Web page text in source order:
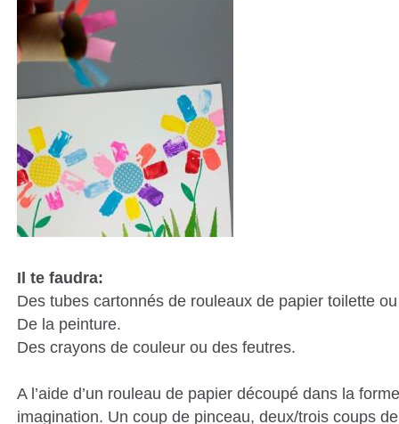
Il te faudra:
Des tubes cartonnés de rouleaux de papier toilette
De la peinture.
Des crayons de couleur ou des feutres.
A l’aide d’un rouleau de papier découpé dans la
imagination. Un coup de pinceau, deux/trois coups